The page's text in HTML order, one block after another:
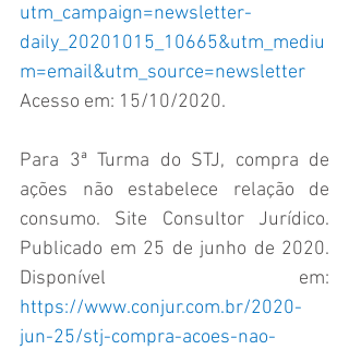
utm_campaign=newsletter-
daily_20201015_10665&utm_mediu
m=email&utm_source=newsletter
Acesso em: 15/10/2020.
Para 3ª Turma do STJ, compra de
ações não estabelece relação de
consumo. Site Consultor Jurídico.
Publicado em 25 de junho de 2020.
https://www.conjur.com.br/2020-
jun-25/stj-compra-acoes-nao-